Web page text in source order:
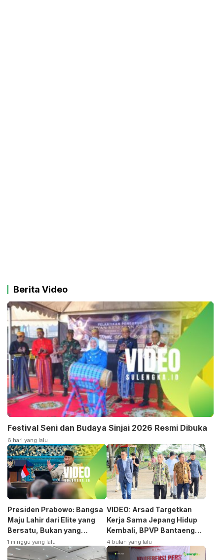
Berita Video
Festival Seni dan Budaya Sinjai 2026 Resmi Dibuka
6 hari yang lalu
Presiden Prabowo: Bangsa
Maju Lahir dari Elite yang
Bersatu, Bukan yang
Terpecah
1 minggu yang lalu
VIDEO: Arsad Targetkan
Kerja Sama Jepang Hidup
Kembali, BPVP Bantaeng
Siap Bangkitkan Jurusan
Otomotif
4 bulan yang lalu